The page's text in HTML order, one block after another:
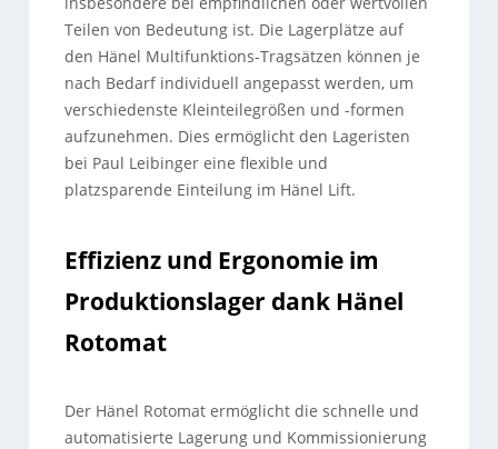
Teilen von Bedeutung ist. Die Lagerplätze auf
den Hänel Multifunktions-Tragsätzen können je
nach Bedarf individuell angepasst werden, um
verschiedenste Kleinteilegrößen und -formen
aufzunehmen. Dies ermöglicht den Lageristen
bei Paul Leibinger eine flexible und
platzsparende Einteilung im Hänel Lift.
Effizienz und Ergonomie im
Produktionslager dank Hänel
Rotomat
Der Hänel Rotomat ermöglicht die schnelle und
automatisierte Lagerung und Kommissionierung